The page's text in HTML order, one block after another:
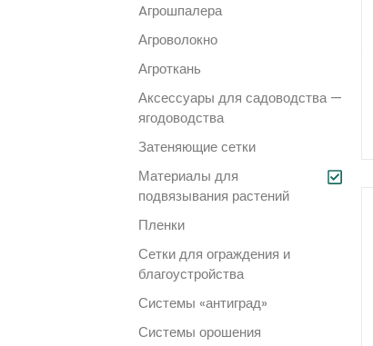
Aгрошпалера
Агроволокно
Агроткань
Аксессуары для садоводства —
ягодоводства
Затеняющие сетки
Материалы для
подвязывания растений
Пленки
Сетки для ограждения и
благоустройства
Системы «антиград»
Системы орошения